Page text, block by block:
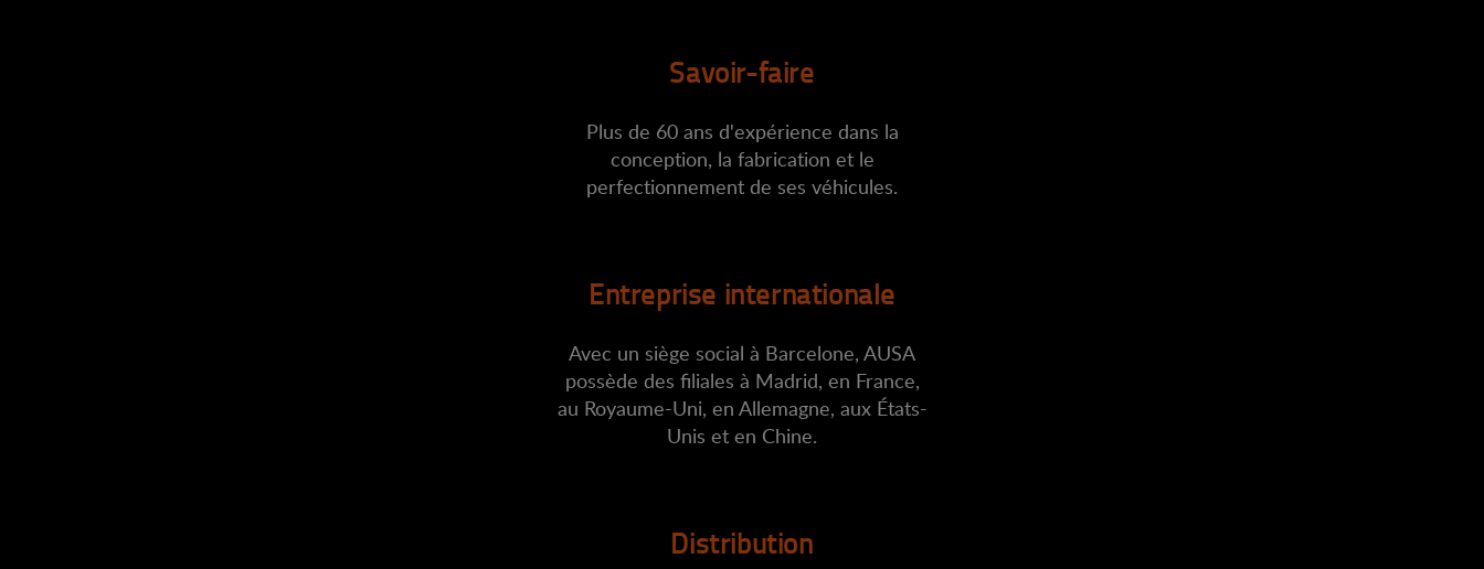
Savoir-faire
Plus de 60 ans d'expérience dans la
conception, la fabrication et le
perfectionnement de ses véhicules.
Entreprise internationale
Avec un siège social à Barcelone, AUSA
possède des filiales à Madrid, en France,
au Royaume-Uni, en Allemagne, aux États-
Unis et en Chine.
Distribution